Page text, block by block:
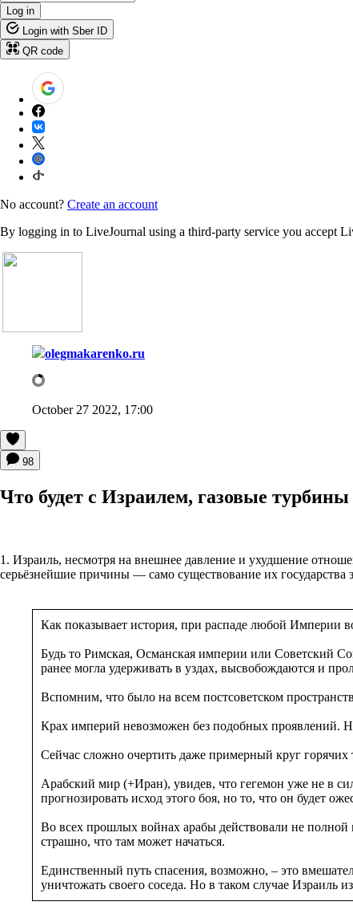
Log in
Login with Sber ID
QR code
No account? Create an account
By logging in to LiveJournal using a third-party service you accept
olegmakarenko.ru
October 27 2022, 17:00
98
Что будет с Израилем, газовые
1. Израиль, несмотря на внешнее давление и ухудшение
серьёзнейшие причины — само существование их государства
Как показывает история, при распаде любой Империи
Будь то Римская, Османская империи или Советский
ранее могла удерживать в уздах, высвобождаются и
Вспомним, что было на всем постсоветском
Крах империй невозможен без подобных проявлений.
Сейчас сложно очертить даже примерный круг горячих
Арабский мир (+Иран), увидев, что гегемон уже не в
прогнозировать исход этого боя, но то, что он будет
Во всех прошлых войнах арабы действовали не полной
страшно, что там может начаться.
Единственный путь спасения, возможно, – это
уничтожать своего соседа. Но в таком случае